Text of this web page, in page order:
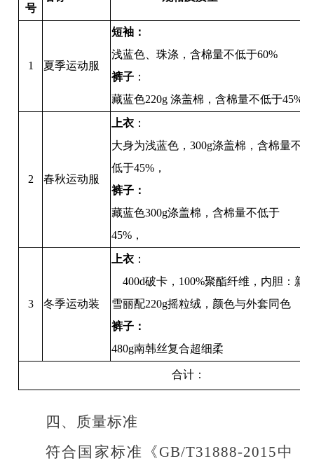
号
1 夏季运动服
短袖：
浅蓝色、珠涤，含棉量不低于60%
裤子 ：
藏蓝色220g 涤盖棉，含棉量不低于45%
2 春秋运动服
上衣 ：
大身为浅蓝色，300g涤盖棉，含棉量不
低于45%，
裤子：
藏蓝色300g涤盖棉，含棉量不低于
45%，
3 冬季运动装
上衣 ：
400d破卡， 100%聚酯纤维，内胆：新
雪丽配220g摇粒绒，颜色与外套同色
裤子：
480g南韩丝复合超细柔
合计：
四、 质量标准
符合国家标准《 GB/T31888-2015中